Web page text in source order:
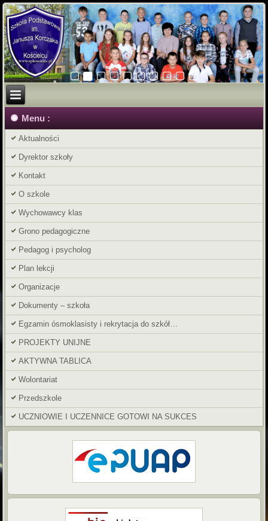
Menu :
Aktualności
Dyrektor szkoły
Kontakt
O szkole
Wychowawcy klas
Grono pedagogiczne
Pedagog i psycholog
Plan lekcji
Organizacje
Dokumenty – szkoła
Egzamin ósmoklasisty i rekrytacja do szkół…
PROJEKTY UNIJNE
AKTYWNA TABLICA
Wolontariat
Przedszkole
UCZNIOWIE I UCZENNICE GOTOWI NA SUKCES